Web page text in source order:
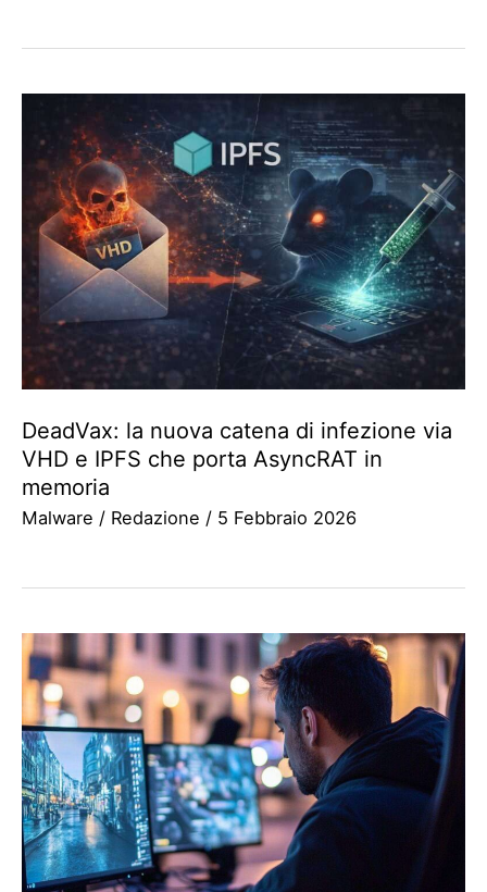
DeadVax: la nuova catena di infezione via
VHD e IPFS che porta AsyncRAT in
memoria
Malware / Redazione / 5 Febbraio 2026